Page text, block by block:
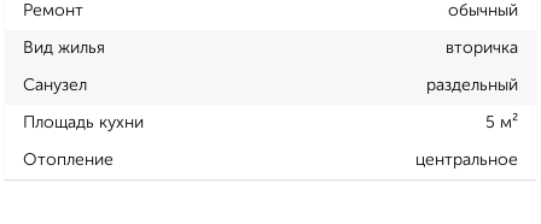
Ремонт обычный
Вид жилья вторичка
Санузел раздельный
Площадь кухни 5 м²
Отопление центральное